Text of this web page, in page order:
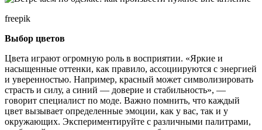
freepik
Выбор цветов
Цвета играют огромную роль в восприятии. «Яркие и
насыщенные оттенки, как правило, ассоциируются с энергией
и уверенностью. Например, красный может символизировать
страсть и силу, а синий — доверие и стабильность», —
говорит специалист по моде. Важно помнить, что каждый
цвет вызывает определенные эмоции, как у вас, так и у
окружающих. Экспериментируйте с различными палитрами,